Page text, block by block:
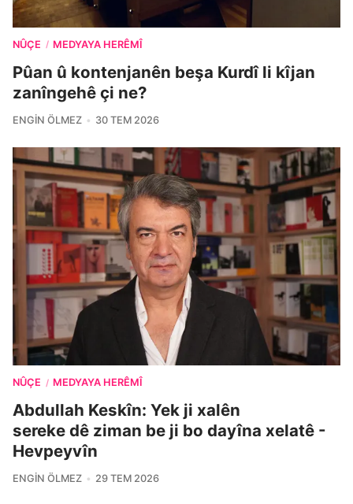
NÛÇE / MEDYAYA HERÊMÎ
Pûan û kontenjanên beşa Kurdî li kîjan
zanîngehê çi ne?
ENGIN ÖLMEZ 30 TEM 2026
NÛÇE / MEDYAYA HERÊMÎ
Abdullah Keskîn: Yek ji xalên
sereke dê ziman be ji bo dayîna xelatê -
Hevpeyvîn
ENGIN ÖLMEZ 29 TEM 2026